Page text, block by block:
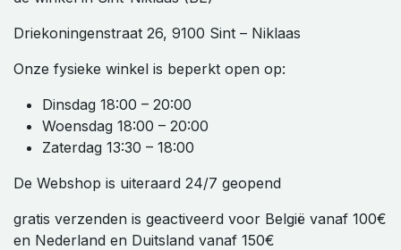
Driekoningenstraat 26, 9100 Sint – Niklaas
Onze fysieke winkel is beperkt open op:
Dinsdag 18:00 – 20:00
Woensdag 18:00 – 20:00
Zaterdag 13:30 – 18:00
De Webshop is uiteraard 24/7 geopend
gratis verzenden is geactiveerd voor België vanaf 100€
en Nederland en Duitsland vanaf 150€